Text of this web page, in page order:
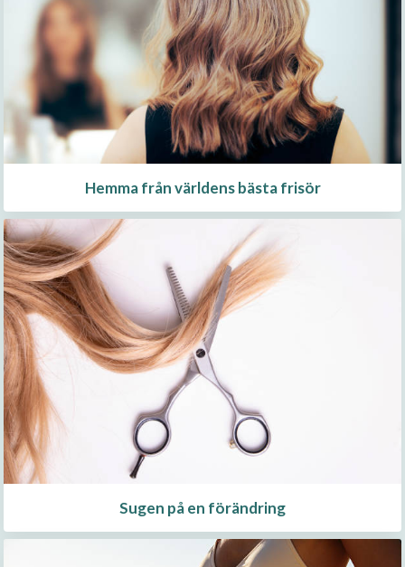
Hemma från världens bästa frisör
Sugen på en förändring